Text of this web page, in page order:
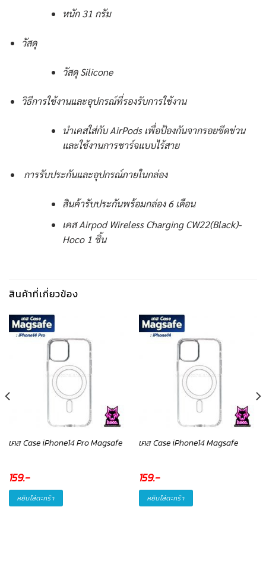
หนัก 31 กรัม
วัสดุ
วัสดุ Silicone
วิธีการใช้งานและอุปกรณ์ที่รองรับการใช้งาน
นำเคสใส่กับ AirPods เพื่อป้องกันจากรอยขีดข่วน
และใช้งานการชาร์จแบบไร้สาย
การรับประกันและอุปกรณ์ภายในกล่อง
สินค้ารับประกันพร้อมกล่อง 6 เดือน
เคส Airpod Wireless Charging CW22(Black)-
Hoco 1 ชิ้น
สินค้าที่เกี่ยวข้อง
เคส Case iPhone14 Pro Magsafe
159.-
หยิบใส่ตะกร้า
เคส Case iPhone14 Magsafe
159.-
หยิบใส่ตะกร้า